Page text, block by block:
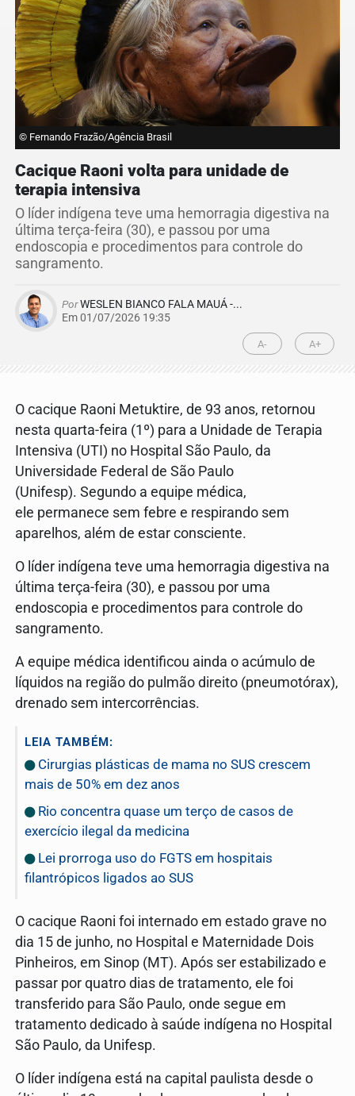
© Fernando Frazão/Agência Brasil
Cacique Raoni volta para unidade de
terapia intensiva
O líder indígena teve uma hemorragia digestiva na
última terça-feira (30), e passou por uma
endoscopia e procedimentos para controle do
sangramento.
PorWESLEN BIANCO FALA MAUÁ -...
Em 01/07/2026 19:35
A- A+
O cacique Raoni Metuktire, de 93 anos, retornou
nesta quarta-feira (1º) para a Unidade de Terapia
Intensiva (UTI) no Hospital São Paulo, da
Universidade Federal de São Paulo
(Unifesp). Segundo a equipe médica,
ele permanece sem febre e respirando sem
aparelhos, além de estar consciente.
O líder indígena teve uma hemorragia digestiva na
última terça-feira (30), e passou por uma
endoscopia e procedimentos para controle do
sangramento.
A equipe médica identificou ainda o acúmulo de
líquidos na região do pulmão direito (pneumotórax),
drenado sem intercorrências.
LEIA TAMBÉM:
Cirurgias plásticas de mama no SUS crescem
mais de 50% em dez anos
Rio concentra quase um terço de casos de
exercício ilegal da medicina
Lei prorroga uso do FGTS em hospitais
filantrópicos ligados ao SUS
O cacique Raoni foi internado em estado grave no
dia 15 de junho, no Hospital e Maternidade Dois
Pinheiros, em Sinop (MT). Após ser estabilizado e
passar por quatro dias de tratamento, ele foi
transferido para São Paulo, onde segue em
tratamento dedicado à saúde indígena no Hospital
São Paulo, da Unifesp.
O líder indígena está na capital paulista desde o